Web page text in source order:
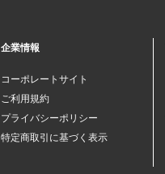
企業情報
コーポレートサイト
ご利用規約
プライバシーポリシー
特定商取引に基づく表示